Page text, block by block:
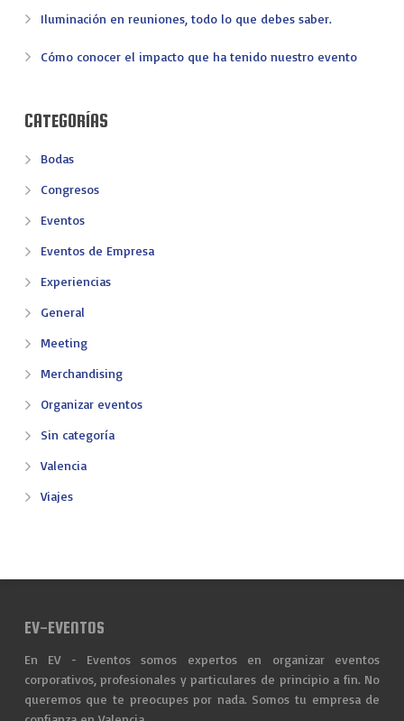
Iluminación en reuniones, todo lo que debes saber.
Cómo conocer el impacto que ha tenido nuestro evento
CATEGORÍAS
Bodas
Congresos
Eventos
Eventos de Empresa
Experiencias
General
Meeting
Merchandising
Organizar eventos
Sin categoría
Valencia
Viajes
EV-EVENTOS
En EV - Eventos somos expertos en organizar eventos
corporativos, profesionales y particulares de principio a fin. No
queremos que te preocupes por nada. Somos tu empresa de